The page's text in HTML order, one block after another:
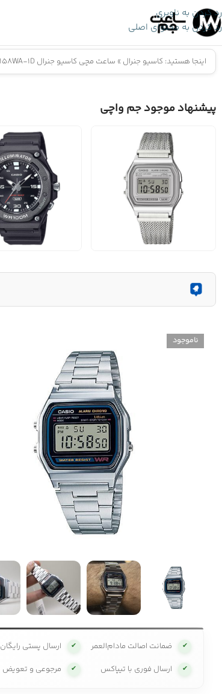
رد کردن به ناوبری
رد کردن به محتوای اصلی
اینجا هستید: کاسیو جنرال » ساعت مچی کاسیو جنرال A158WA-1D
پیشنهاد موجود جم واچی
ناموجود
✔ ضمانت اصالت مادام‌العمر ✔ ارسال پستی رایگان
✔ ارسال فوری با تیپاکس ✔ مرجوعی و تعویض